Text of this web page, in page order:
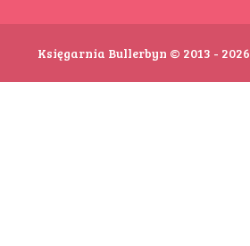
Księgarnia Bullerbyn © 2013 - 2026